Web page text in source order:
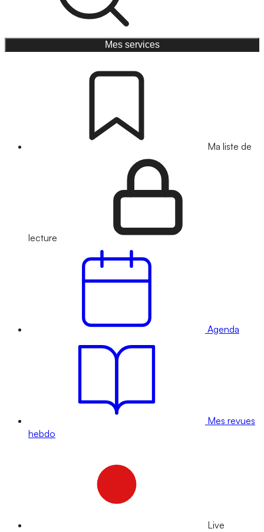
Mes services
Ma liste de
lecture
Agenda
Mes revues
hebdo
Live